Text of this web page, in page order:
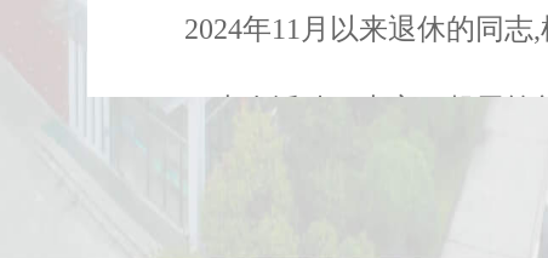
2024年11月以来退休的同
了本次活动。大家一起用